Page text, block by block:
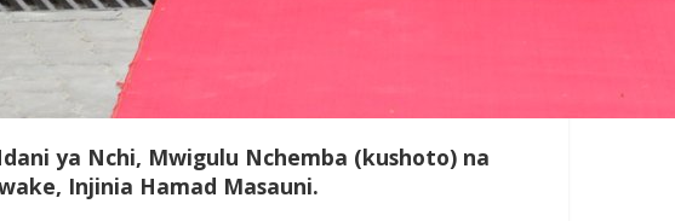
ya Nchi, Mwigulu Nchemba (kushoto) na
Injinia Hamad Masauni.